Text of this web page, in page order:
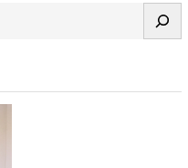
naturale, care te-ar